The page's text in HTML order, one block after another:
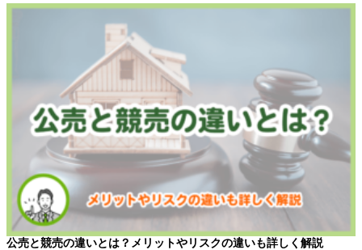
公売と競売の違いとは？メリットやリスクの違いも詳しく解説